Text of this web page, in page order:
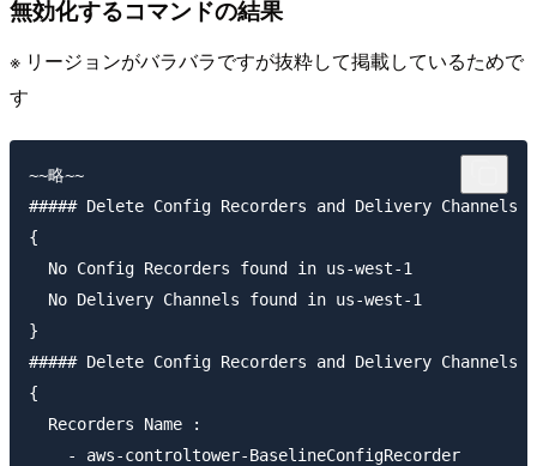
無効化するコマンドの結果
※ リージョンがバラバラですが抜粋して掲載しているためで
す
~~略~~
##### Delete Config Recorders and Delivery Channels
{
  No Config Recorders found in us-west-1
  No Delivery Channels found in us-west-1
}
##### Delete Config Recorders and Delivery Channels
{
  Recorders Name :
    - aws-controltower-BaselineConfigRecorder